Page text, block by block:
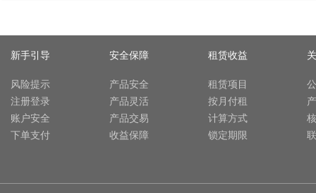
新手引导
风险提示
注册登录
账户安全
下单支付
安全保障
产品安全
产品灵活
产品交易
收益保障
租赁收益
租赁项目
按月付租
计算方式
锁定期限